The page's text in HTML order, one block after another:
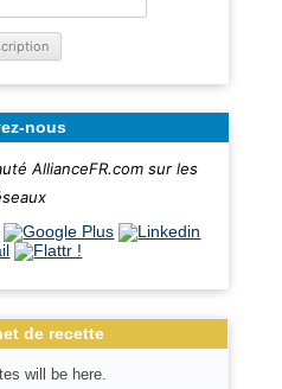
nous
AllianceFR.com sur les
de recette
will be here.